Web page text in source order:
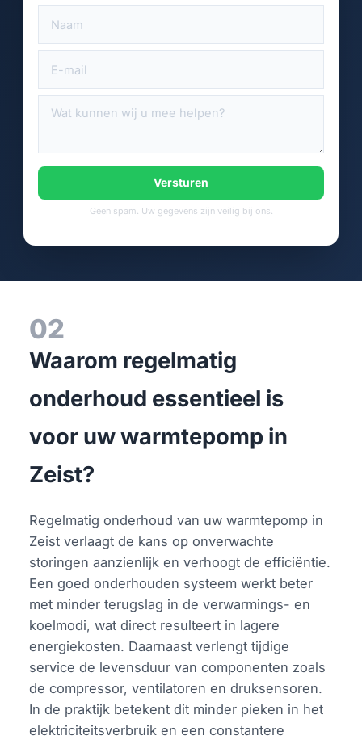
Versturen
Geen spam. Uw gegevens zijn veilig bij ons.
02
Waarom regelmatig
onderhoud essentieel is
voor uw warmtepomp in
Zeist?
Regelmatig onderhoud van uw warmtepomp in
Zeist verlaagt de kans op onverwachte
storingen aanzienlijk en verhoogt de efficiëntie.
Een goed onderhouden systeem werkt beter
met minder terugslag in de verwarmings- en
koelmodi, wat direct resulteert in lagere
energiekosten. Daarnaast verlengt tijdige
service de levensduur van componenten zoals
de compressor, ventilatoren en druksensoren.
In de praktijk betekent dit minder pieken in het
elektriciteitsverbruik en een constantere